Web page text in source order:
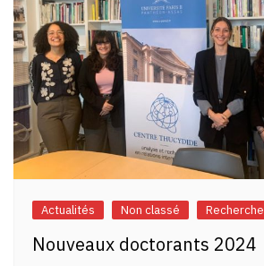
Actualités Non classé Recherche
Nouveaux doctorants 2024